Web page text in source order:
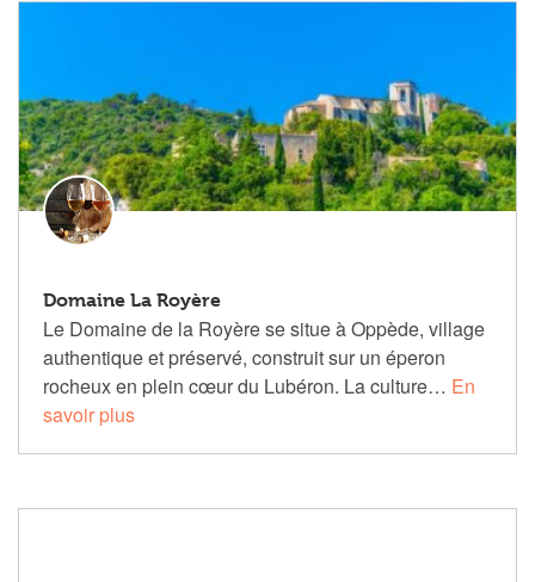
Domaine La Royère
Le Domaine de la Royère se situe à Oppède, village
authentique et préservé, construit sur un éperon
rocheux en plein cœur du Lubéron. La culture… En
savoir plus